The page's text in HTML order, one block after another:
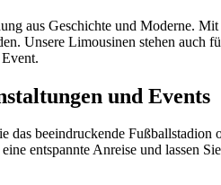
aus Geschichte und Moderne.
Unsere Limousinen stehen
und Events
beeindruckende
entspannte Anreise und lassen